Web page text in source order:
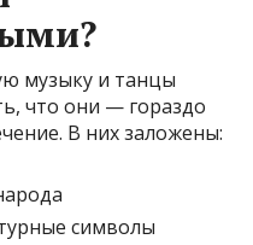
музыку и танцы
что они — гораздо
В них заложены:
символы